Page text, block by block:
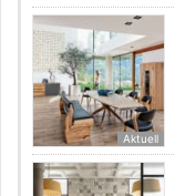
Aktuell